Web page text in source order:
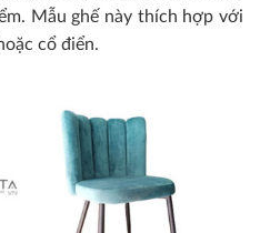
Mẫu ghế này thích hợp với
cổ điển.